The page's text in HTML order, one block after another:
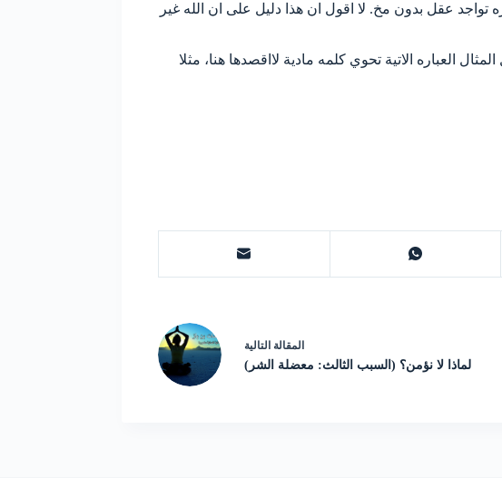
عقل بدون مخ. لا اقول ان هذا دليل على ان الله غير
العباره الاتية تحوي كلمه مادية لااقصدها هنا، مثلا
المقالة التالية
لماذا لا نؤمن؟ (السبب الثالث: معضلة الشر)